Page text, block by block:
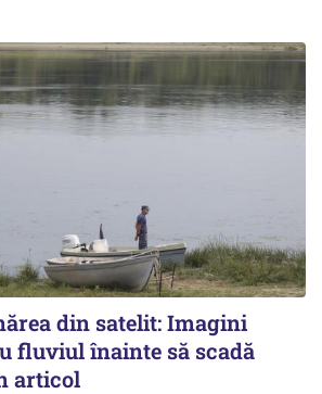
din satelit: Imagini
fluviul înainte să scadă
articol